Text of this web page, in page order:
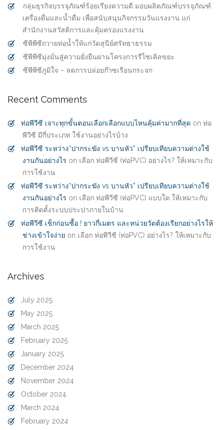
กลุ่มธุรกิจบรรจุภัณฑ์ร้อยเรียงความดี มอบผลิตภัณฑ์บรรจุภัณฑ์
เครื่องดื่มและน้ำดื่ม เพื่อสนับสนุนกิจกรรมวันแรงงาน แก่
สำนักงานสวัสดิการและคุ้มครองแรงงาน
ซีพีพีซีถวายท่อน้ำให้แก่วัดสุนีย์ศรัทธาธรรม
ซีพีพีซีมุ่งมั่นสู่ความยั่งยืนผ่านโครงการรีไซเคิลขยะ
ซีพีพีซีภูมิใจ – ลดการปล่อยก๊าซเรือนกระจก
Recent Comments
ท่อพีวีซี เจาะทุกขั้นตอนเลือกเลือกแบบไหนคุ้มค่ามากที่สุด on ท่อ
พีวีซี มีกี่ประเภท ใช้งานอย่างไรบ้าง
ท่อพีวีซี ระหว่าง“ปากระฆัง vs บานหัว” เปรียบเทียบความต่างใช้
งานกันอย่างไร on เลือก ท่อพีวีซี (ท่อPVC) อย่างไร? ให้เหมาะกับ
การใช้งาน
ท่อพีวีซี ระหว่าง“ปากระฆัง vs บานหัว” เปรียบเทียบความต่างใช้
งานกันอย่างไร on เลือก ท่อพีวีซี (ท่อPVC) แบบใด ให้เหมาะกับ
การติดตั้งระบบประปาภายในบ้าน
ท่อพีวีซี เช็กก่อนซื้อ ! ยาวกี่เมตร และหน่วยวัดต้องเรียกอย่างไรให้
ช่างเข้าใจง่าย on เลือก ท่อพีวีซี (ท่อPVC) อย่างไร? ให้เหมาะกับ
การใช้งาน
Archives
July 2025
May 2025
March 2025
February 2025
January 2025
December 2024
November 2024
October 2024
March 2024
February 2024